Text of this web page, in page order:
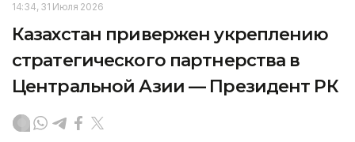
14:34, 31 Июля 2026
Казахстан привержен укреплению
стратегического партнерства в
Центральной Азии — Президент РК